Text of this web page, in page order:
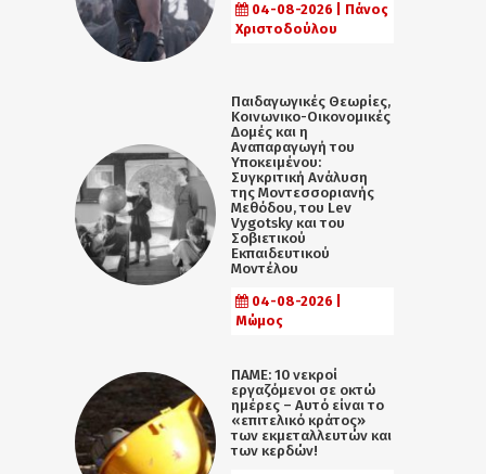
04-08-2026 | Πάνος
Χριστοδούλου
Παιδαγωγικές Θεωρίες,
Κοινωνικο-Οικονομικές
Δομές και η
Αναπαραγωγή του
Υποκειμένου:
Συγκριτική Ανάλυση
της Μοντεσσοριανής
Μεθόδου, του Lev
Vygotsky και του
Σοβιετικού
Εκπαιδευτικού
Μοντέλου
04-08-2026 |
Μώμος
ΠΑΜΕ: 10 νεκροί
εργαζόμενοι σε οκτώ
ημέρες – Αυτό είναι το
«επιτελικό κράτος»
των εκμεταλλευτών και
των κερδών!